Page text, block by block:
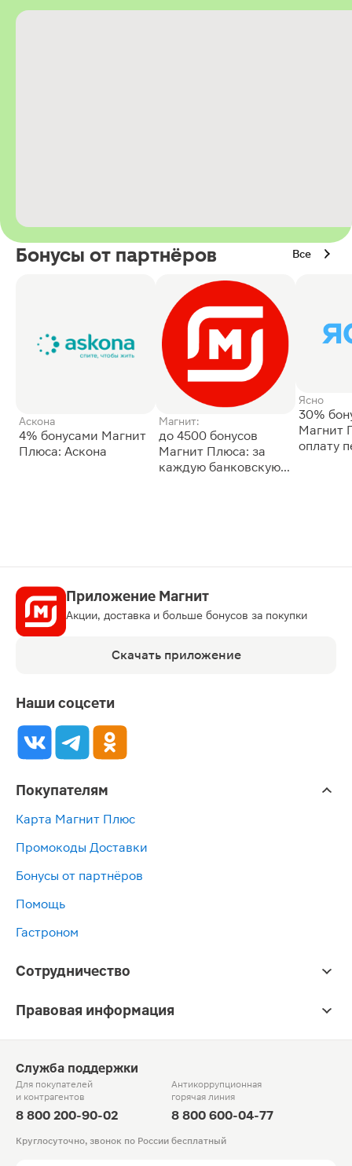
Бонусы от партнёров Все
Аскона
4% бонусами Магнит
Плюса: Аскона
Магнит:
до 4500 бонусов
Магнит Плюса: за
каждую банковскую
Ясно
30%
Магнит
оплату
Приложение Магнит
Акции, доставка и больше бонусов за покупки
Скачать приложение
Наши соцсети
Покупателям
Карта Магнит Плюс
Промокоды Доставки
Бонусы от партнёров
Помощь
Гастроном
Сотрудничество
Правовая информация
Служба поддержки
Для покупателей
и контрагентов
8 800 200-90-02
Антикоррупционная
горячая линия
8 800 600-04-77
Круглосуточно, звонок по России бесплатный